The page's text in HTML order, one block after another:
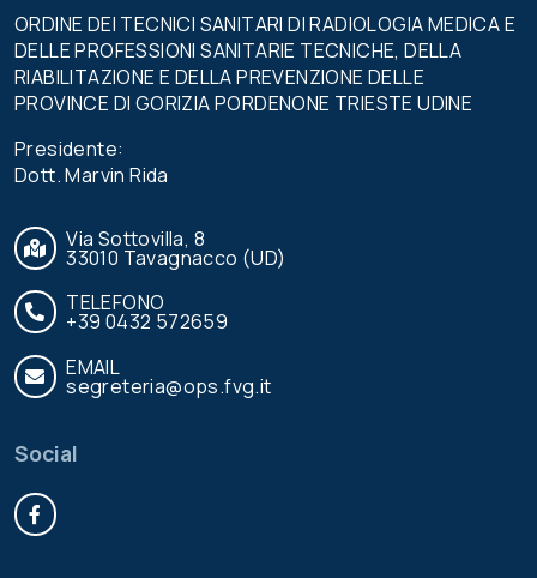
ORDINE DEI TECNICI SANITARI DI RADIOLOGIA MEDICA E
DELLE PROFESSIONI SANITARIE TECNICHE, DELLA
RIABILITAZIONE E DELLA PREVENZIONE DELLE
PROVINCE DI GORIZIA PORDENONE TRIESTE UDINE
Presidente:
Dott. Marvin Rida
Via Sottovilla, 8
33010 Tavagnacco (UD)
TELEFONO
+39 0432 572659
EMAIL
segreteria@ops.fvg.it
Social